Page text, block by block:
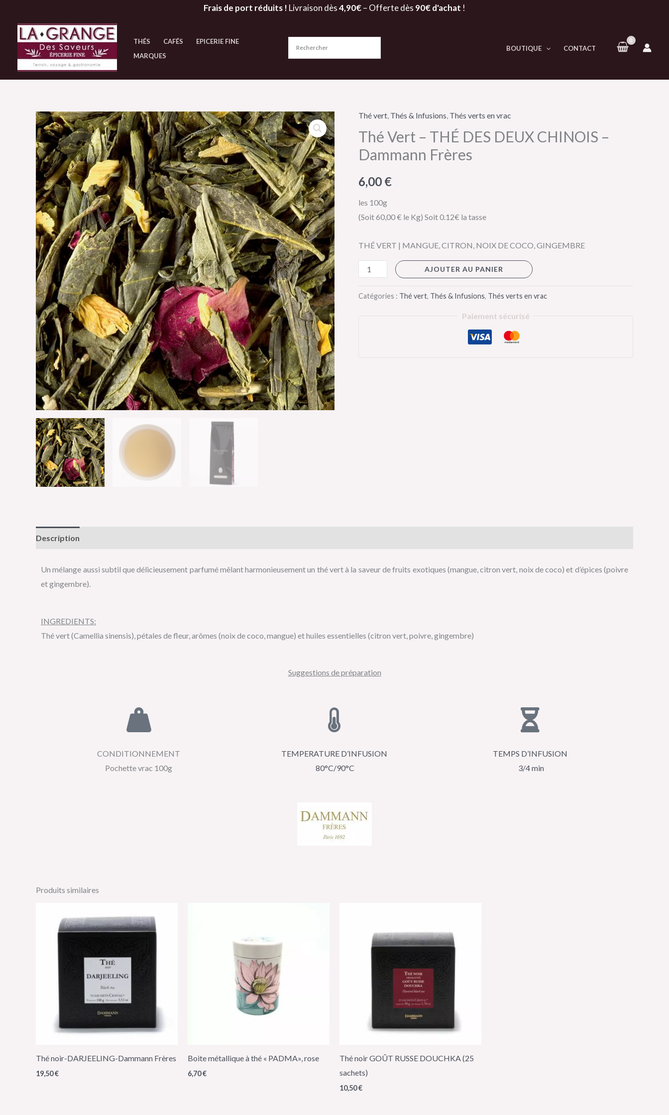
contenu
Frais de port réduits ! Livraison dès4,90€– Offerte dès 90€ d'achat !
THÉS CAFÉS
EPICERIE FINE
MARQUES
BOUTIQUE CONTACT
Thé vert, Thés & Infusions, Thés verts en vrac
Thé Vert – THÉ DES DEUX CHINOIS –
Dammann Frères
6,00 €
les 100g
(Soit 60,00 € le Kg) Soit 0.12€ la tasse
THÉ VERT | MANGUE, CITRON, NOIX DE COCO, GINGEMBRE
quantité
de
Thé
Vert
THÉ
DES
DEUX
-
Dammann
Frères
AJOUTER AU PANIER
Catégories : Thé vert, Thés & Infusions, Thés verts en vrac
Paiement sécurisé
Description
Un mélange aussi subtil que délicieusement parfumé mêlant harmonieusement un thé vert à la saveur de fruits exotiques (mangue, citron vert, noix de coco) et d’épices (poivre
et gingembre).
INGREDIENTS:
Thé vert (Camellia sinensis), pétales de fleur, arômes (noix de coco, mangue) et huiles essentielles (citron vert, poivre, gingembre)
Suggestions de préparation
CONDITIONNEMENT
Pochette vrac 100g
TEMPERATURE D’INFUSION
80°C/90°C
TEMPS D’INFUSION
3/4 min
Produits similaires
Thé noir-DARJEELING-Dammann Frères
19,50€
Boite métallique à thé « PADMA», rose
6,70€
Thé noir GOÛT RUSSE DOUCHKA (25
sachets)
10,50€